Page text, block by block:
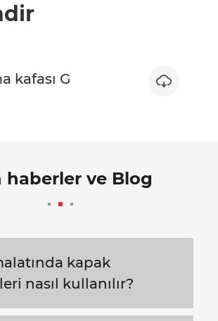
kafası G 
haberler ve Blog
kapak
nasıl kullanılır?